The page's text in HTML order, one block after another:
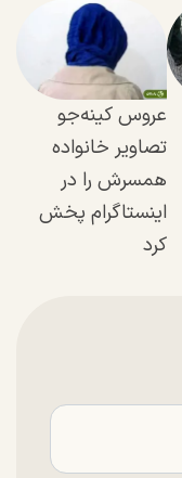
عروس کینه‌جو
تصاویر خانواده
همسرش را در
اینستاگرام پخش
کرد